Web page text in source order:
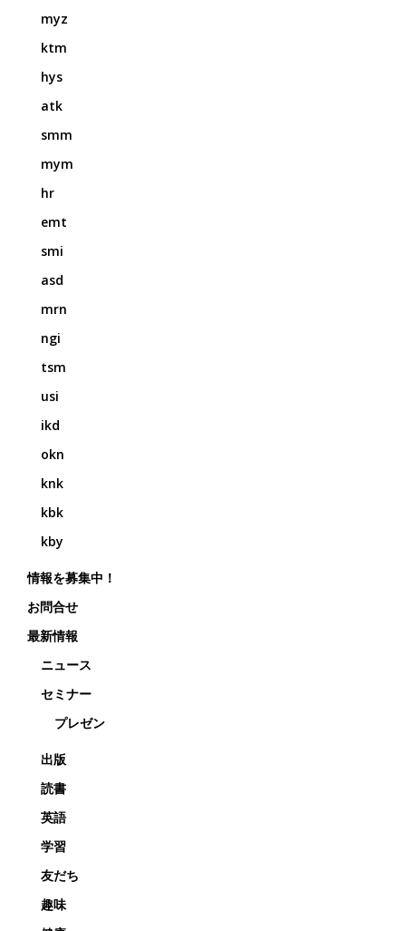
myz
ktm
hys
atk
smm
mym
hr
emt
smi
asd
mrn
ngi
tsm
usi
ikd
okn
knk
kbk
kby
情報を募集中！
お問合せ
最新情報
ニュース
セミナー
プレゼン
出版
読書
英語
学習
友だち
趣味